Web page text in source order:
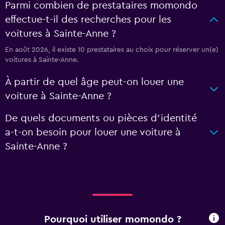
Parmi combien de prestataires momondo
effectue-t-il des recherches pour les
voitures à Sainte-Anne ?
En août 2026, il existe 10 prestataires au choix pour réserver un(e)
voitures à Sainte-Anne.
À partir de quel âge peut-on louer une
voiture à Sainte-Anne ?
De quels documents ou pièces d'identité
a-t-on besoin pour louer une voiture à
Sainte-Anne ?
Pourquoi utiliser momondo ?